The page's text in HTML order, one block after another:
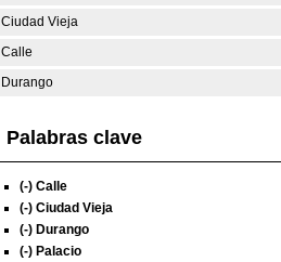
Ciudad Vieja
Calle
Durango
Palabras clave
(-) Calle
(-) Ciudad Vieja
(-) Durango
(-) Palacio